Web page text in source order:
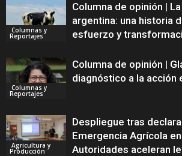
Columnas y
Reportajes
Columna de opinión |
argentina: una historia
esfuerzo y
Columnas y
Reportajes
Columna de opinión |
diagnóstico a la acción
Agricultura y
Producción
Despliegue tras
Emergencia Agrícola
Autoridades aceleran